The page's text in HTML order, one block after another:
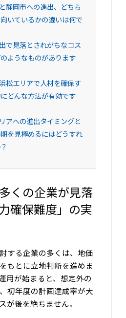
静岡市への進出、どちら
いているかの違いは何で
で見落とされがちなコス
ようなものがあります
松エリアで人材を確保す
どんな方法が有効です
アへの進出タイミングと
を見極めるにはどうすれ
くの企業が見落
確保難度」の実
する企業の多くは、地価
もとに立地判断を進めま
用が始まると、想定外の
初年度の計画達成率が大
が後を絶ちません。